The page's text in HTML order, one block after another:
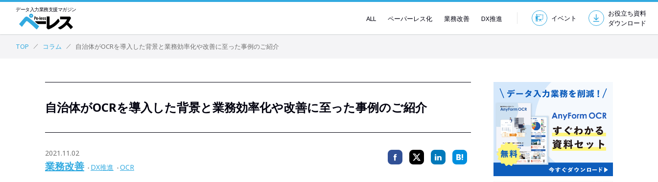
データ入力業務支援マガジン
ALL ペーパーレス化 業務改善 DX推進 イベント
お役立ち資料
ダウンロード
TOP コラム 自治体がOCRを導入した背景と業務効率化や改善に至った事例のご紹介
自治体がOCRを導入した背景と業務効率化や改善に至った事例のご紹介
2021.11.02
業務改善 DX推進 OCR